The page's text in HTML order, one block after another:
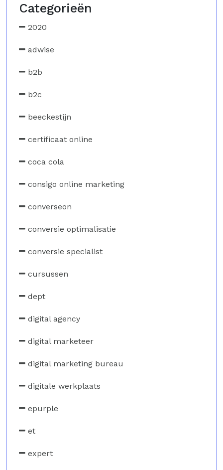
Categorieën
2020
adwise
b2b
b2c
beeckestijn
certificaat online
coca cola
consigo online marketing
converseon
conversie optimalisatie
conversie specialist
cursussen
dept
digital agency
digital marketeer
digital marketing bureau
digitale werkplaats
epurple
et
expert